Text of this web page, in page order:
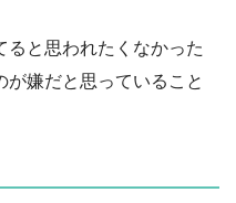
ると思われたくなかった
が嫌だと思っていること